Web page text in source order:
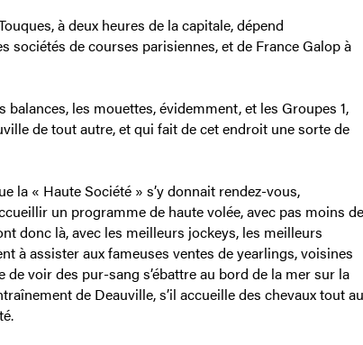
à deux heures de la capitale, dépend
de courses parisiennes, et de France Galop à
les mouettes, évidemment, et les Groupes 1,
de tout autre, et qui fait de cet endroit une sorte de
la « Haute Société » s’y donnait rendez-vous,
un programme de haute volée, avec pas moins de
donc là, avec les meilleurs jockeys, les meilleurs
à assister aux fameuses ventes de yearlings, voisines
de voir des pur-sang s’ébattre au bord de la mer sur la
de Deauville, s’il accueille des chevaux tout au